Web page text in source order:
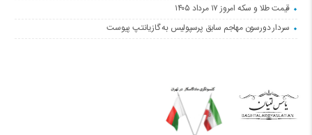
قیمت طلا و سکه امروز ۱۷ مرداد ۱۴۰۵
سردار دورسون مهاجم سابق پرسپولیس به گازیانتپ پیوست